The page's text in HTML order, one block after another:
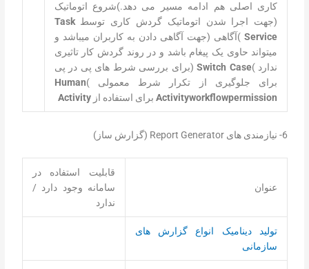
کاری اصلی هم ادامه مسیر می دهد.)شروع اتوماتیک
(جهت اجرا شدن اتوماتیک گردش کاری توسطTask
Service)آگاهی (جهت آگاهی دادن به کاربران میباشد و
میتواند حاوی یک پیغام باشد و در روند گردش کار تاثیری
ندارد )Switch Case(برای بررسی شرط های پی در پی
برای جلوگیری از تکرار شرط معمولی )Human
Activityworkflowpermission برای استفاده از Activity
6- نیازمندی های Report Generator (گزارش ساز)
عنوان
قابلیت استفاده در
سامانه وجود دارد /
ندارد
تولید دینامیک انواع گزارش های
سازمانی